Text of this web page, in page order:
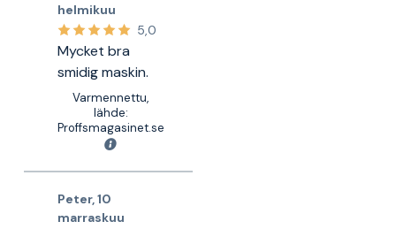
helmikuu
5,0
Mycket bra
smidig maskin.
Varmennettu,
lähde:
Proffsmagasinet.se
Peter,10
marraskuu